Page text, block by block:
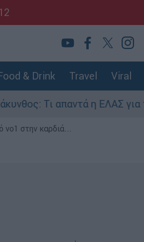
& Drink Travel Viral
απαντά η ΕΛΑΣ για τους 8
νο1 στην καρδιά...